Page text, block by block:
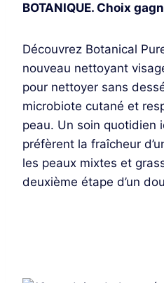
BOTANIQUE. Choix
Découvrez Botanical
nouveau nettoyant
pour nettoyer sans
microbiote cutané et
peau. Un soin quotidien
préfèrent la fraîcheur
les peaux mixtes et
deuxième étape d’un